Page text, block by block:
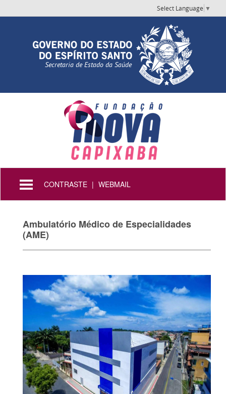
Select Language ▼
Secretaria de Estado da Saúde
ToggleCONTRASTE | WEBMAIL
Ambulatório Médico de Especialidades
(AME)